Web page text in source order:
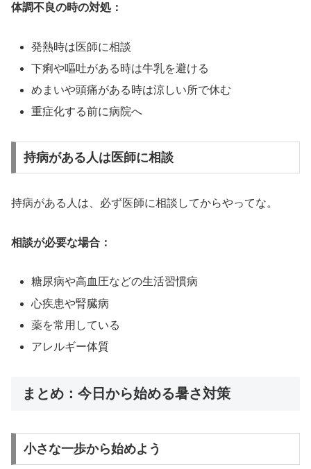
体調不良の時の対処：
発熱時は医師に相談
下痢や嘔吐がある時は牛乳を避ける
めまいや頭痛がある時は涼しい所で休む
重症化する前に病院へ
持病がある人は医師に相談
持病がある人は、必ず医師に相談してからやってな。
相談が必要な場合：
糖尿病や高血圧などの生活習慣病
心疾患や腎臓病
薬を常用している
アレルギー体質
まとめ：今日から始める暑さ対策
小さな一歩から始めよう